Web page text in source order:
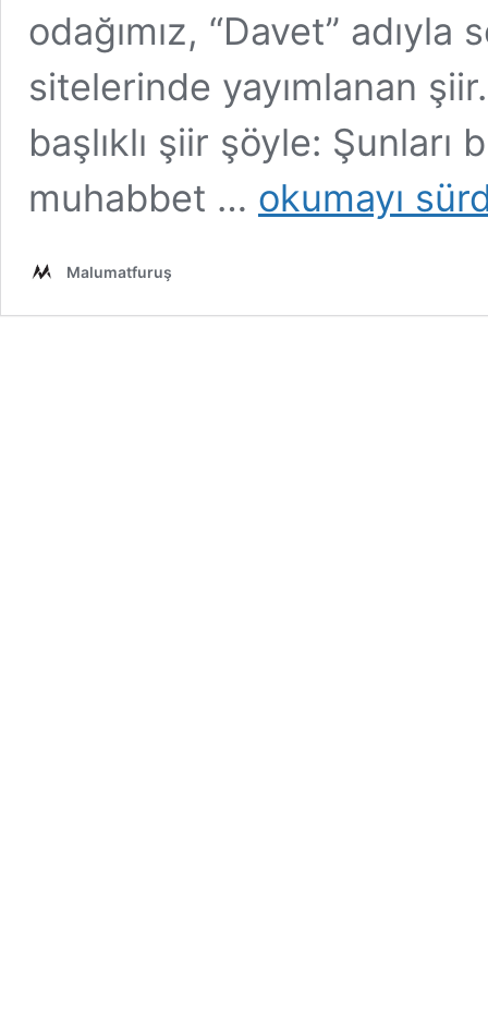
odağımız, “Davet”
sitelerinde yayımlanan
başlıklı şiir şöyle: Şunları
muhabbet …
“Davet”
Adlı
Olduğu
okumayı
Malumatfuruş